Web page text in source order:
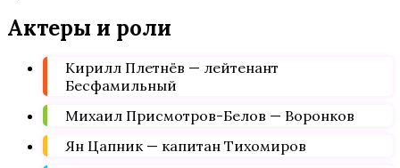
Актеры и роли
Кирилл Плетнёв — лейтенант
Бесфамильный
Михаил Присмотров-Белов — Воронков
Ян Цапник — капитан Тихомиров